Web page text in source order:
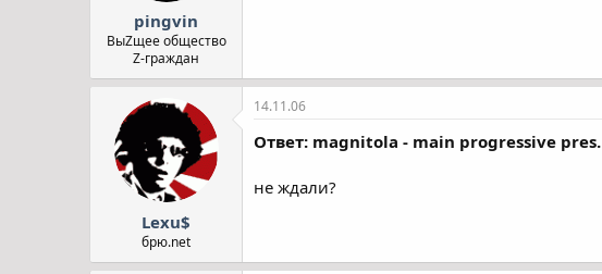
pingvin
ВыZщее общество
Z-граждан
Lexu$
брю.net
14.11.06
Ответ: magnitola - main progressive pres.
не ждали?